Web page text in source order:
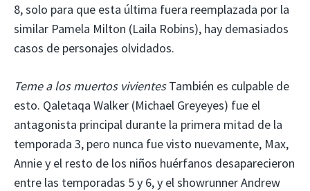
8, solo para que esta última fuera reemplazada por la
similar Pamela Milton (Laila Robins), hay demasiados
casos de personajes olvidados.
Teme a los muertos vivientesTambién es culpable de
esto. Qaletaqa Walker (Michael Greyeyes) fue el
antagonista principal durante la primera mitad de la
temporada 3, pero nunca fue visto nuevamente, Max,
Annie y el resto de los niños huérfanos desaparecieron
entre las temporadas 5 y 6, y el showrunner Andrew